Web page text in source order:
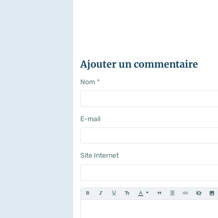
Ajouter un commentaire
Nom
E-mail
Site Internet